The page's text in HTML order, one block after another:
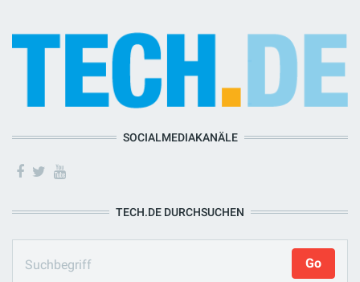
SOCIALMEDIAKANÄLE
TECH.DE DURCHSUCHEN